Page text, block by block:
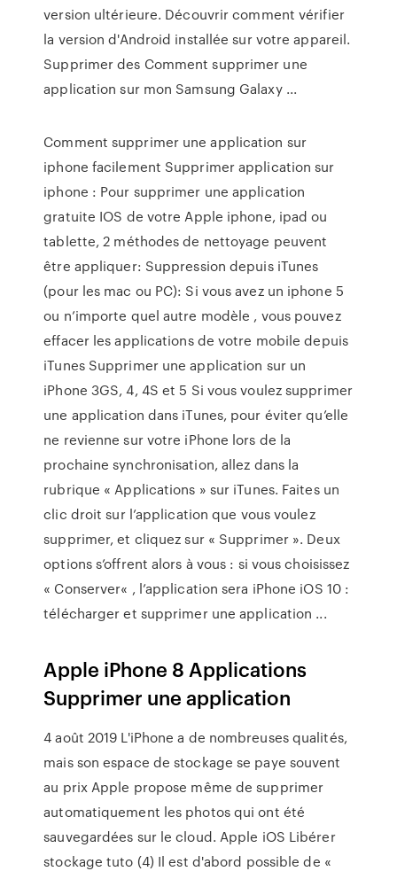
version ultérieure. Découvrir comment vérifier
la version d'Android installée sur votre appareil.
Supprimer des Comment supprimer une
application sur mon Samsung Galaxy ...
Comment supprimer une application sur
iphone facilement Supprimer application sur
iphone : Pour supprimer une application
gratuite IOS de votre Apple iphone, ipad ou
tablette, 2 méthodes de nettoyage peuvent
être appliquer: Suppression depuis iTunes
(pour les mac ou PC): Si vous avez un iphone 5
ou n’importe quel autre modèle , vous pouvez
effacer les applications de votre mobile depuis
iTunes Supprimer une application sur un
iPhone 3GS, 4, 4S et 5 Si vous voulez supprimer
une application dans iTunes, pour éviter qu’elle
ne revienne sur votre iPhone lors de la
prochaine synchronisation, allez dans la
rubrique « Applications » sur iTunes. Faites un
clic droit sur l’application que vous voulez
supprimer, et cliquez sur « Supprimer ». Deux
options s’offrent alors à vous : si vous choisissez
« Conserver« , l’application sera iPhone iOS 10 :
télécharger et supprimer une application ...
Apple iPhone 8 Applications
Supprimer une application
4 août 2019 L'iPhone a de nombreuses qualités,
mais son espace de stockage se paye souvent
au prix Apple propose même de supprimer
automatiquement les photos qui ont été
sauvegardées sur le cloud. Apple iOS Libérer
stockage tuto (4) Il est d'abord possible de «